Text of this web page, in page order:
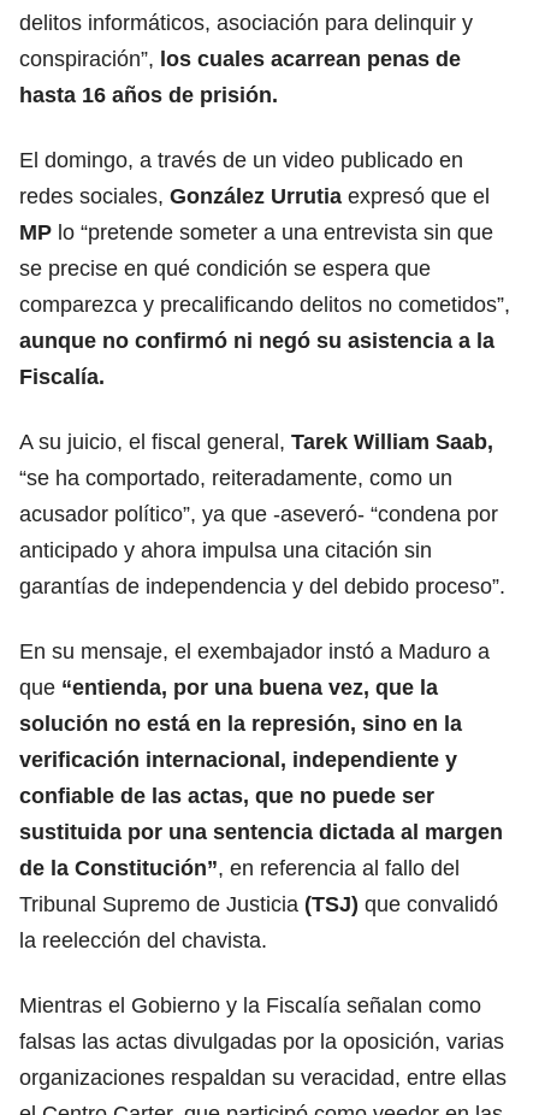
delitos informáticos, asociación para delinquir y
conspiración”, los cuales acarrean penas de
hasta 16 años de prisión.
El domingo, a través de un video publicado en
redes sociales, González Urrutia expresó que el
MP lo “pretende someter a una entrevista sin que
se precise en qué condición se espera que
comparezca y precalificando delitos no cometidos”,
aunque no confirmó ni negó su asistencia a la
Fiscalía.
A su juicio, el fiscal general, Tarek William Saab,
“se ha comportado, reiteradamente, como un
acusador político”, ya que -aseveró- “condena por
anticipado y ahora impulsa una citación sin
garantías de independencia y del debido proceso”.
En su mensaje, el exembajador instó a Maduro a
que “entienda, por una buena vez, que la
solución no está en la represión, sino en la
verificación internacional, independiente y
confiable de las actas, que no puede ser
sustituida por una sentencia dictada al margen
de la Constitución”, en referencia al fallo del
Tribunal Supremo de Justicia (TSJ) que convalidó
la reelección del chavista.
Mientras el Gobierno y la Fiscalía señalan como
falsas las actas divulgadas por la oposición, varias
organizaciones respaldan su veracidad, entre ellas